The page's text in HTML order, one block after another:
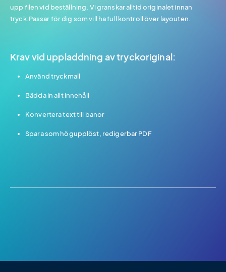
upp filen vid beställning. Vi granskar alltid originalet innan
tryck.Passar för dig som vill ha full kontroll över layouten.
Krav vid uppladdning av tryckoriginal:
Använd tryckmall
Bädda in allt innehåll
Konvertera text till banor
Spara som högupplöst, redigerbar PDF